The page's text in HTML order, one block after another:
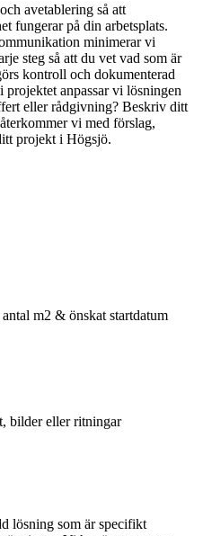
avetablering så att
fungerar på din arbetsplats.
minimerar vi
steg så att du vet vad som är
kontroll och dokumenterad
anpassar vi lösningen
eller rådgivning? Beskriv ditt
vi med förslag,
projekt i Högsjö.
m2 & önskat startdatum
bilder eller ritningar
lösning som är specifikt